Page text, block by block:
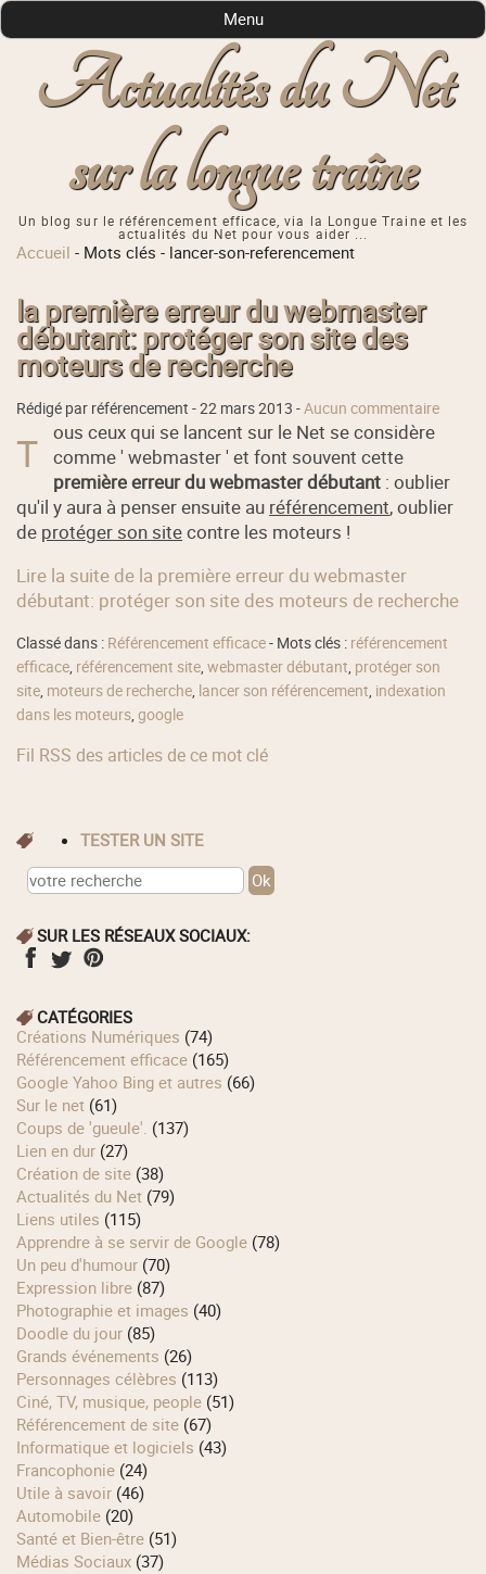
Actualités du Net
sur la longue traîne
Un blog sur le référencement efficace, via la Longue Traine et les
actualités du Net pour vous aider ...
Menu
Accueil - Mots clés - lancer-son-referencement
la première erreur du webmaster
débutant: protéger son site des
moteurs de recherche
Rédigé par référencement -22 mars 2013 -Aucun commentaire
T
ous ceux qui se lancent sur le Net se considère
comme ' webmaster ' et font souvent cette
première erreur du webmaster débutant : oublier
qu'il y aura à penser ensuite au référencement, oublier
de protéger son sitecontre les moteurs !
Lire la suite de la première erreur du webmaster
débutant: protéger son site des moteurs de recherche
Classé dans : Référencement efficace- Mots clés : référencement
efficace, référencement site,webmaster débutant, protéger son
site, moteurs de recherche, lancer son référencement, indexation
dans les moteurs,google
Fil RSS des articles de ce mot clé
TESTER UN SITE
SUR LES RÉSEAUX SOCIAUX:
CATÉGORIES
Créations Numériques (74)
Référencement efficace (165)
Google Yahoo Bing et autres (66)
Sur le net (61)
Coups de 'gueule'. (137)
Lien en dur (27)
Création de site (38)
Actualités du Net (79)
Liens utiles (115)
Apprendre à se servir de Google (78)
Un peu d'humour (70)
Expression libre (87)
Photographie et images (40)
Doodle du jour (85)
Grands événements (26)
Personnages célèbres (113)
Ciné, TV, musique, people (51)
Référencement de site (67)
Informatique et logiciels (43)
Francophonie (24)
Utile à savoir (46)
Automobile (20)
Santé et Bien-être (51)
Médias Sociaux (37)